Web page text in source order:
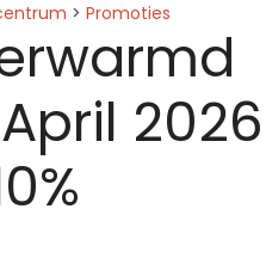
> Promoties